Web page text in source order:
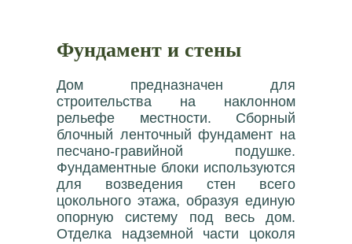
Фундамент и стены
Дом предназначен для
строительства на наклонном
рельефе местности. Сборный
блочный ленточный фундамент на
песчано-гравийной подушке.
Фундаментные блоки используются
для возведения стен всего
цокольного этажа, образуя единую
опорную систему под весь дом.
Отделка надземной части цоколя